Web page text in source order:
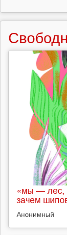
«мы — лес,
зачем
Анонимный